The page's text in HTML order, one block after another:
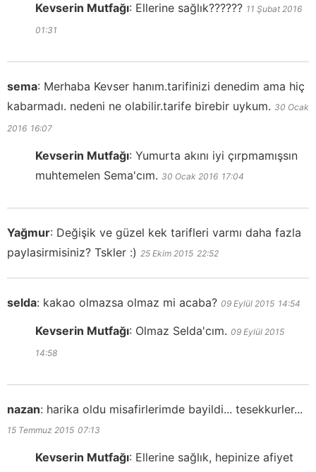
Kevserin Mutfağı: Ellerine sağlık?????? 11 Şubat 2016
01:31
sema: Merhaba Kevser hanım.tarifinizi denedim ama hiç
kabarmadı. nedeni ne olabilir.tarife birebir uykum. 30 Ocak
2016 16:07
Kevserin Mutfağı: Yumurta akını iyi çırpmamışsın
muhtemelen Sema'cım. 30 Ocak 2016 17:04
Yağmur: Değişik ve güzel kek tarifleri varmı daha fazla
paylasirmisiniz? Tskler :) 25 Ekim 2015 22:52
selda: kakao olmazsa olmaz mi acaba? 09 Eylül 2015 14:54
Kevserin Mutfağı: Olmaz Selda'cım. 09 Eylül 2015
14:58
nazan: harika oldu misafirlerimde bayildi... tesekkurler...
15 Temmuz 2015 07:13
Kevserin Mutfağı: Ellerine sağlık, hepinize afiyet